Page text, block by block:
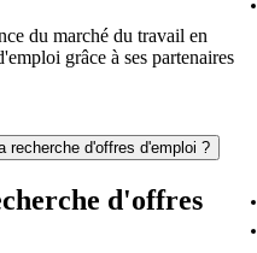
du marché du travail en
grâce à ses partenaires
recherche d'offres d'emploi ?
d'offres